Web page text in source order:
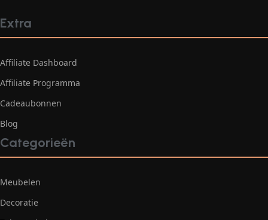
Extra
Affiliate Dashboard
Affiliate Programma
Cadeaubonnen
Blog
Categorieën
Meubelen
Decoratie